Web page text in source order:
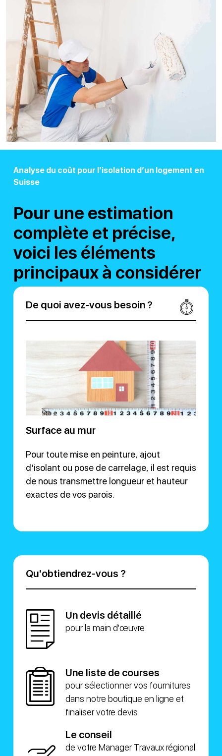
Analyse du coût pour l’isolation d’un logement en
Suisse
Pour une estimation
complète et précise,
voici les éléments
principaux à considérer
De quoi avez-vous besoin ?
Surface au mur
Pour toute mise en peinture, ajout
d’isolant ou pose de carrelage, il est requis
de nous transmettre longueur et hauteur
exactes de vos parois.
Qu'obtiendrez-vous ?
Un devis détaillé
pour la main d'œuvre
Une liste de courses
pour sélectionner vos fournitures
dans notre boutique en ligne et
finaliser votre devis
Le conseil
de votre Manager Travaux régional